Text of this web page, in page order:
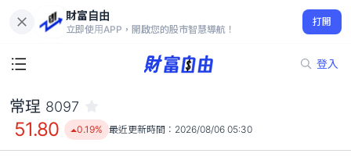
財富自由
立即使用APP，開啟您的股市智慧導航！
打開
登入
51.80
0.19%
常珵 8097
51.80 0.19% 最近更新時間： 2026/08/06 05:30